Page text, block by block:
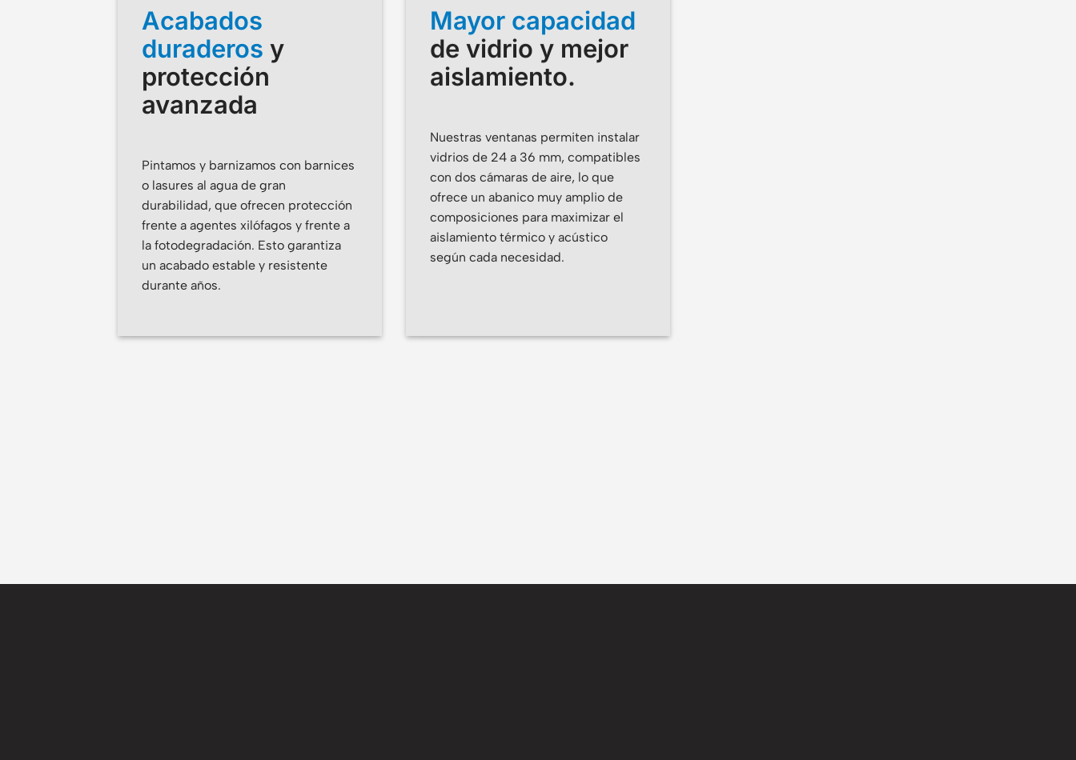
Acabados
duraderos y
protección
avanzada
Pintamos y barnizamos con barnices
o lasures al agua de gran
durabilidad, que ofrecen protección
frente a agentes xilófagos y frente a
la fotodegradación. Esto garantiza
un acabado estable y resistente
durante años.
Mayor capacidad
de vidrio y mejor
aislamiento.
Nuestras ventanas permiten instalar
vidrios de 24 a 36 mm, compatibles
con dos cámaras de aire, lo que
ofrece un abanico muy amplio de
composiciones para maximizar el
aislamiento térmico y acústico
según cada necesidad.